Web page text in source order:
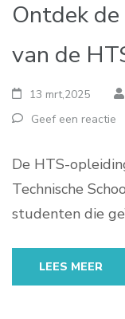
Ontdek
van de
13 mrt,2025
Geef een reactie
De HTS-
Technische
studenten die
LEES MEER